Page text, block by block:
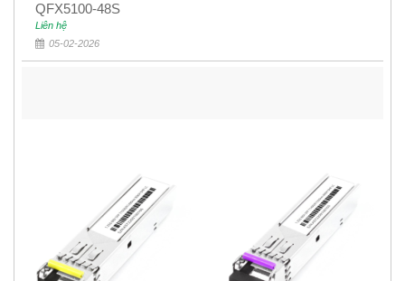
QFX5100-48S
Liên hệ
05-02-2026